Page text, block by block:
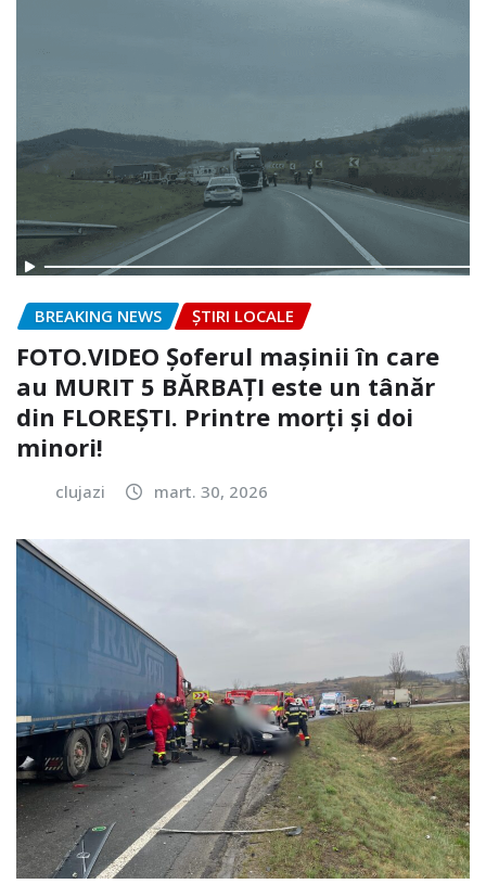
BREAKING NEWS ȘTIRI LOCALE
FOTO.VIDEO Șoferul mașinii în care
au MURIT 5 BĂRBAȚI este un tânăr
din FLOREȘTI. Printre morți și doi
minori!
clujazi mart. 30, 2026